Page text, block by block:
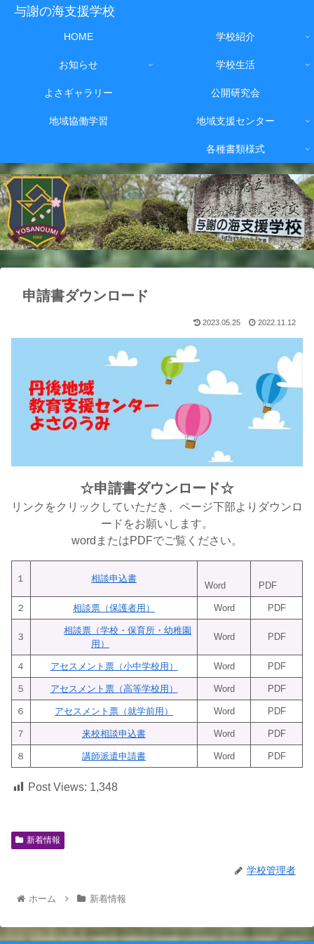
与謝の海支援学校
HOME 学校紹介
お知らせ 学校生活
よさギャラリー 公開研究会
地域協働学習 地域支援センター
各種書類様式
申請書ダウンロード
2023.05.25 2022.11.12
☆申請書ダウンロード☆
リンクをクリックしていただき、ページ下部よりダウンロ
ードをお願いします。
wordまたはPDFでご覧ください。
１ 相談申込書
Word PDF
２ 相談票（保護者用） Word PDF
３
相談票（学校・保育所・幼稚園
用）
Word PDF
４ アセスメント票（小中学校用） Word PDF
５ アセスメント票（高等学校用） Word PDF
６ アセスメント票（就学前用） Word PDF
７ 来校相談申込書 Word PDF
８ 講師派遣申請書 Word PDF
Post Views: 1,348
新着情報
学校管理者
ホーム 新着情報